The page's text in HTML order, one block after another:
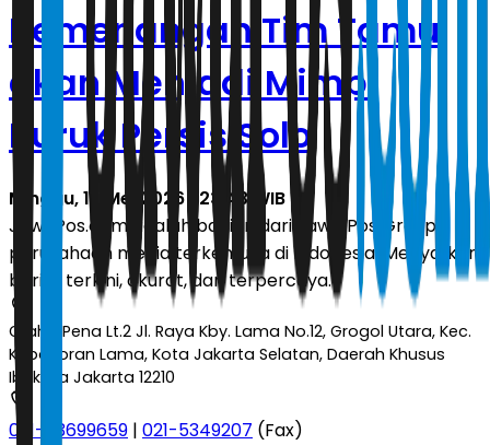
Kemenangan Tim Tamu
akan Menjadi Mimpi
Buruk Persis Solo
Minggu, 17 Mei 2026 | 23.43 WIB
JawaPos.com adalah bagian dari Jawa Pos Group,
perusahaan media terkemuka di Indonesia. Menyajikan
berita terkini, akurat, dan terpercaya.
Graha Pena Lt.2 Jl. Raya Kby. Lama No.12, Grogol Utara, Kec.
Kebayoran Lama, Kota Jakarta Selatan, Daerah Khusus
Ibukota Jakarta 12210
021-53699659 | 021-5349207 (Fax)